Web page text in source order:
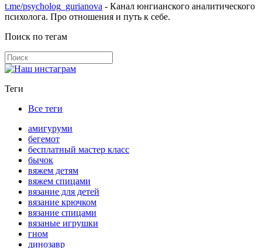
t.me/psycholog_gurianova - Канал юнгианского аналитического
психолога. Про отношения и путь к себе.
Поиск по тегам
Теги
Все теги
амигуруми
бегемот
бесплатный мастер класс
бычок
вяжем детям
вяжем спицами
вязание для детей
вязание крючком
вязание спицами
вязаные игрушки
гном
динозавр